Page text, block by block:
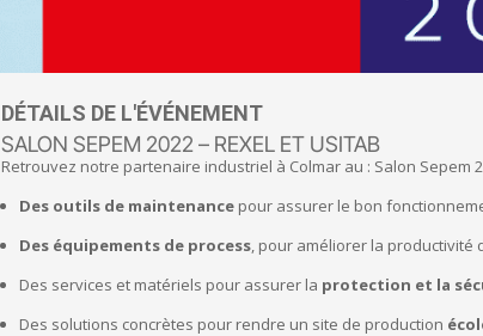
DÉTAILS DE L'ÉVÉNEMENT
SALON SEPEM 2022 – REXEL ET USITAB
Retrouvez notre partenaire industriel à Colmar au : Salon Sepem
Des outils de maintenance pour assurer le bon
Des équipements de process, pour améliorer la productivité
Des services et matériels pour assurer la protection et la
Des solutions concrètes pour rendre un site de production